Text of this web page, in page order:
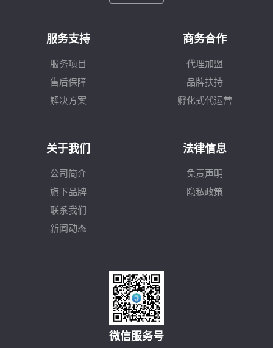
服务支持
服务项目
售后保障
解决方案
商务合作
代理加盟
品牌扶持
孵化式代运营
关于我们
公司简介
旗下品牌
联系我们
新闻动态
法律信息
免责声明
隐私政策
微信服务号